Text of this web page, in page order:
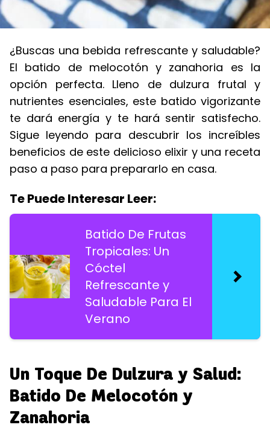
¿Buscas una bebida refrescante y saludable?
El batido de melocotón y zanahoria es la
opción perfecta. Lleno de dulzura frutal y
nutrientes esenciales, este batido vigorizante
te dará energía y te hará sentir satisfecho.
Sigue leyendo para descubrir los increíbles
beneficios de este delicioso elixir y una receta
paso a paso para prepararlo en casa.
Te Puede Interesar Leer:
Batido De Frutas
Tropicales: Un
Cóctel
Refrescante y
Saludable Para El
Verano
Un Toque De Dulzura y Salud:
Batido De Melocotón y
Zanahoria